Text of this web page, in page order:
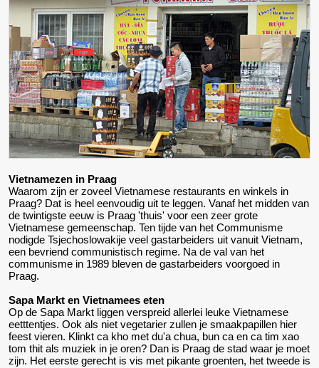
Vietnamezen in Praag
Waarom zijn er zoveel Vietnamese restaurants en winkels in
Praag? Dat is heel eenvoudig uit te leggen. Vanaf het midden van
de twintigste eeuw is Praag 'thuis' voor een zeer grote
Vietnamese gemeenschap. Ten tijde van het Communisme
nodigde Tsjechoslowakije veel gastarbeiders uit vanuit Vietnam,
een bevriend communistisch regime. Na de val van het
communisme in 1989 bleven de gastarbeiders voorgoed in
Praag.
Sapa Markt en Vietnamees eten
Op de Sapa Markt liggen verspreid allerlei leuke Vietnamese
eetttentjes. Ook als niet vegetarier zullen je smaakpapillen hier
feest vieren. Klinkt ca kho met du'a chua, bun ca en ca tim xao
tom thit als muziek in je oren? Dan is Praag de stad waar je moet
zijn. Het eerste gerecht is vis met pikante groenten, het tweede is